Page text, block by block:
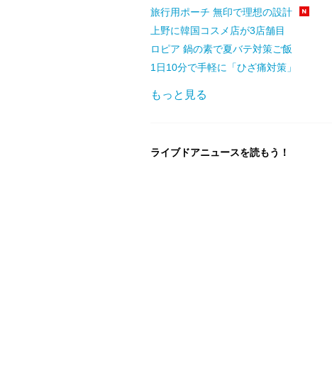
旅行用ポーチ 無印で理想の設計
上野に韓国コスメ店が3店舗目
ロピア 鍋の素で夏バテ対策ご飯
1日10分で手軽に「ひざ痛対策」
もっと見る
ライブドアニュースを読もう！